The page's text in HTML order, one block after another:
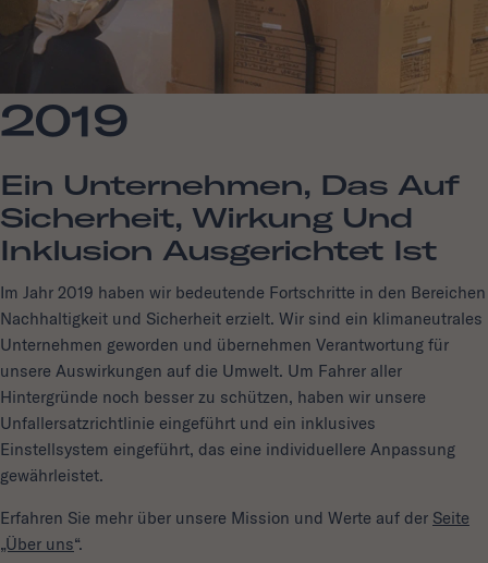
2019
Ein Unternehmen, Das Auf
Sicherheit, Wirkung Und
Inklusion Ausgerichtet Ist
Im Jahr 2019 haben wir bedeutende Fortschritte in den Bereichen
Nachhaltigkeit und Sicherheit erzielt. Wir sind ein klimaneutrales
Unternehmen geworden und übernehmen Verantwortung für
unsere Auswirkungen auf die Umwelt. Um Fahrer aller
Hintergründe noch besser zu schützen, haben wir unsere
Unfallersatzrichtlinie eingeführt und ein inklusives
Einstellsystem eingeführt, das eine individuellere Anpassung
gewährleistet.
Erfahren Sie mehr über unsere Mission und Werte auf der Seite
„Über uns“.